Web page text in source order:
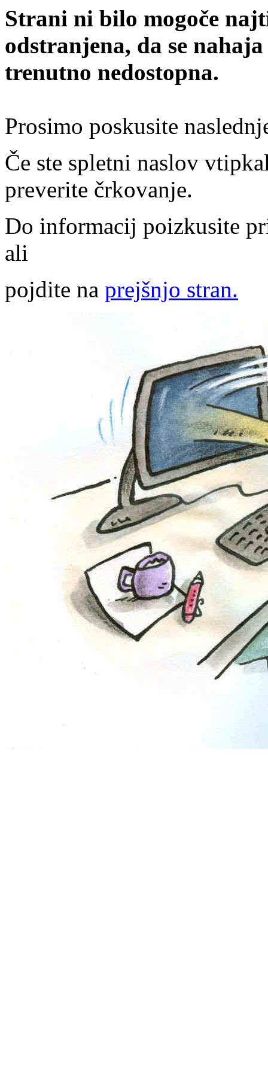
Strani ni bilo mogoče
odstranjena, da se
trenutno nedostopna.
Prosimo poskusite
Če ste spletni naslov
preverite črkovanje.
Do informacij poizkusite
ali
pojdite na prejšnjo stran.